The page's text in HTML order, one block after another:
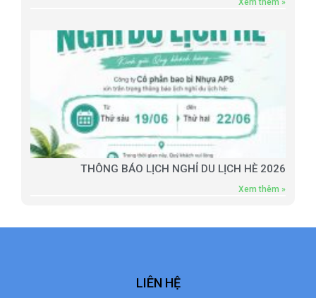
THÔNG BÁO LỊCH NGHỈ DU LỊCH HÈ 2026
Xem thêm »
LIÊN HỆ